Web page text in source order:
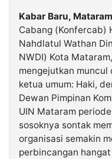
Kabarbaru.co
2026
Kabarbaru
Media
Holding
Kabar Baru, Mataram
Cabang (Konfercab)
Nahdlatul Wathan
NWDI) Kota
mengejutkan
ketua umum: Haki,
Dewan Pimpinan
UIN Mataram
sosoknya sontak
organisasi semakin
perbincangan